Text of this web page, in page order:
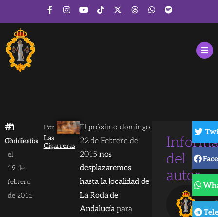
Conciertos
Publicado
el
19 de
febrero
de 2015
Por
Las
Cigarreras
El próximo domingo
22 de Febrero de
2015nos
desplazaremos
hasta la localidad de
La Roda de
Andalucía para
del
autor